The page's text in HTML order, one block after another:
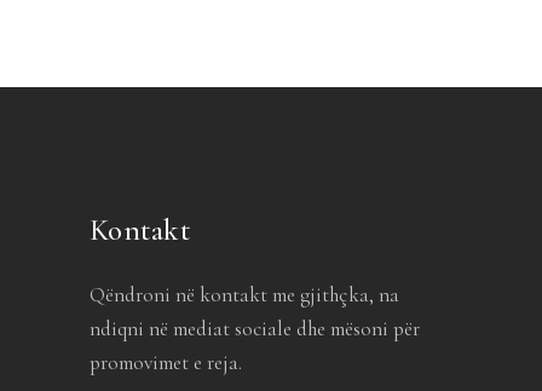
Kontakt
Qëndroni në kontakt me gjithçka, na
ndiqni në mediat sociale dhe mësoni për
promovimet e reja.